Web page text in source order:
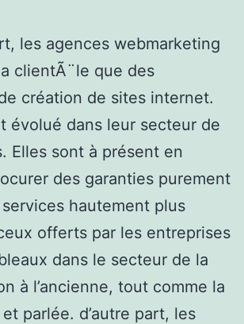
les agences webmarketing
clientÃ¨le que des
création de sites internet.
évolué dans leur secteur de
Elles sont à présent en
des garanties purement
hautement plus
offerts par les entreprises
dans le secteur de la
à l’ancienne, tout comme la
parlée. d’autre part, les